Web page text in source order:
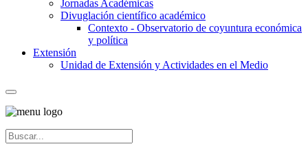
Jornadas Académicas
Divuglación científico académico
Contexto - Observatorio de coyuntura económica
y política
Extensión
Unidad de Extensión y Actividades en el Medio